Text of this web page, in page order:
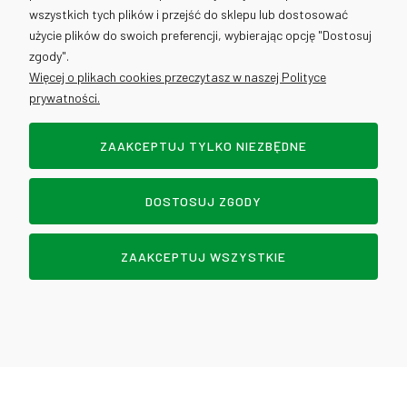
info@cantino.pl
DOWOZY - WROCŁAW
wszystkich tych plików i przejść do sklepu lub dostosować
użycie plików do swoich preferencji, wybierając opcję "Dostosuj
zgody".
Więcej o plikach cookies przeczytasz w naszej Polityce
prywatności.
ZAAKCEPTUJ TYLKO NIEZBĘDNE
DOSTOSUJ ZGODY
ZAAKCEPTUJ WSZYSTKIE